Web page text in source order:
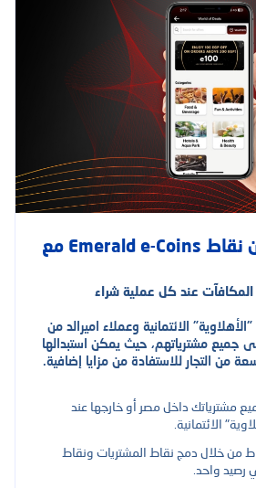
اكسب المزيد من نقاط Emerald e-Coins مع
عند كل عملية شراء
الائتمانية وعملاء اميرالد من
جميع مشترياتهم، حيث يمكن استبدالها
من التجار للاستفادة من مزايا إضافية.
مشترياتك داخل مصر أو خارجها عند
الائتمانية.
من خلال دمج نقاط المشتريات ونقاط